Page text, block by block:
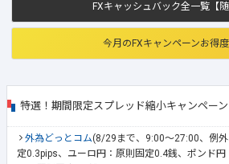
FXキャッシュバック全一覧【随
今月のFXキャンペーンお得
特選！期間限定スプレッド縮小キャンペーン
外為どっとコム(8/29まで、9:00～27:00、例
定0.3pips、ユーロ円：原則固定0.4銭、ポンド